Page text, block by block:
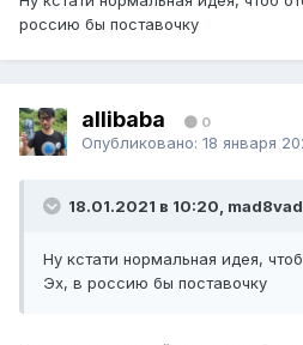
россию бы поставочку
allibaba 0
Опубликовано: 18 января
18.01.2021 в 10:20,
Ну кстати нормальная идея,
Эх, в россию бы поставочку